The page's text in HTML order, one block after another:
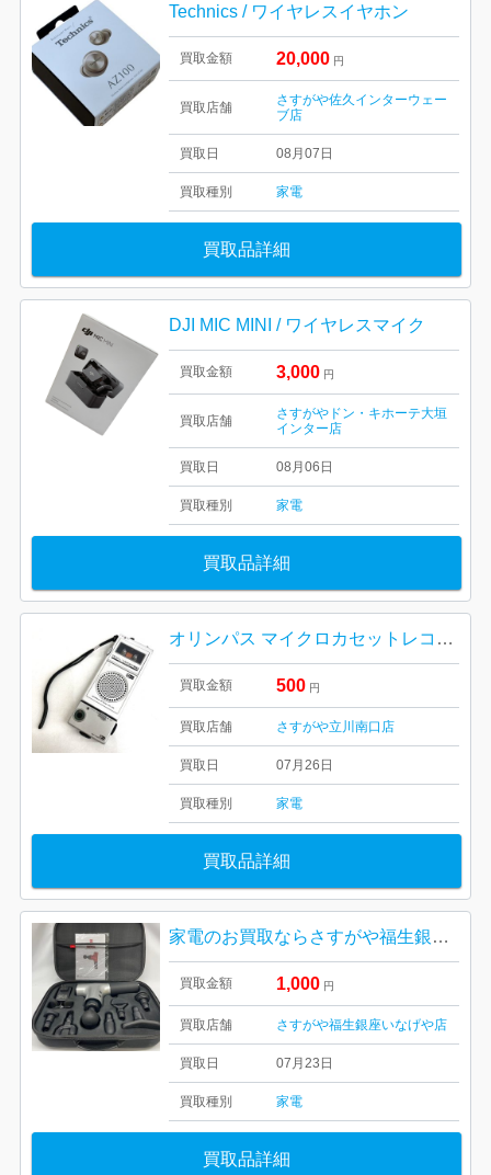
Technics / ワイヤレスイヤホン
買取金額 20,000 円
買取店舗
さすがや佐久インターウェー
ブ店
買取日 08月07日
買取種別 家電
買取品詳細
DJI MIC MINI / ワイヤレスマイク
買取金額 3,000 円
買取店舗
さすがやドン・キホーテ大垣
インター店
買取日 08月06日
買取種別 家電
買取品詳細
オリンパス マイクロカセットレコーダー
買取金額 500 円
買取店舗 さすがや立川南口店
買取日 07月26日
買取種別 家電
買取品詳細
家電のお買取ならさすがや福生銀座いなげや店‼︎| 武蔵村山市緑が丘| 充電式電動マッサージ機
買取金額 1,000 円
買取店舗 さすがや福生銀座いなげや店
買取日 07月23日
買取種別 家電
買取品詳細